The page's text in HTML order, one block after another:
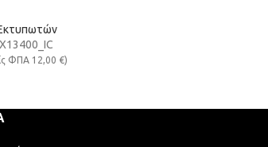
ΦΠΑ 12,00 €)